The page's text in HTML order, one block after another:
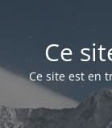
Ce
Ce site est en